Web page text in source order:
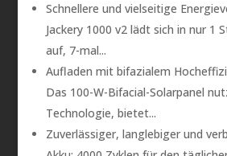
Schnellere und vielseitige
Jackery 1000 v2 lädt sich in nur 1
auf, 7-mal...
Aufladen mit bifazialem
Das 100-W-Bifacial-Solarpanel
Technologie, bietet...
Zuverlässiger, langlebiger und